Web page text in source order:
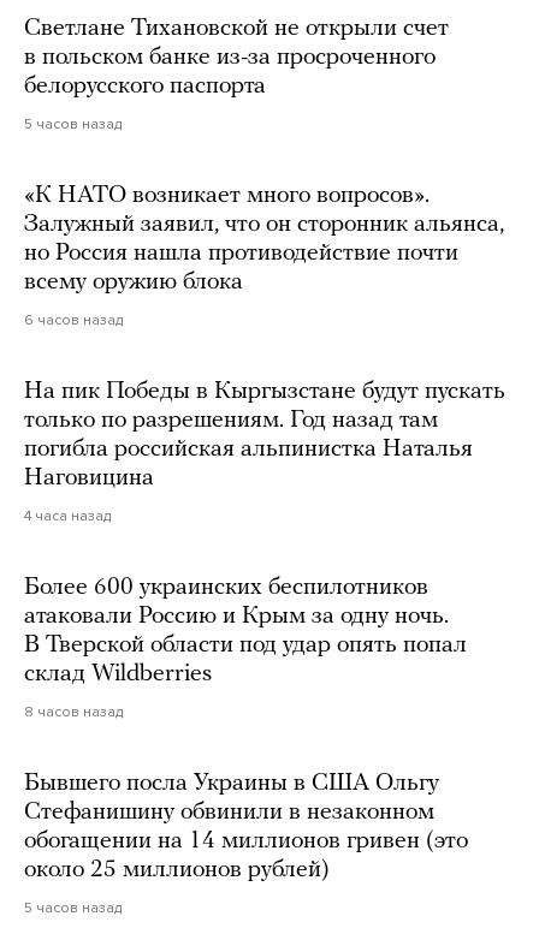
Светлане Тихановской не открыли счет
в польском банке из-за просроченного
белорусского паспорта
5 часов назад
«К НАТО возникает много вопросов».
Залужный заявил, что он сторонник альянса,
но Россия нашла противодействие почти
всему оружию блока
6 часов назад
На пик Победы в Кыргызстане будут пускать
только по разрешениям. Год назад там
погибла российская альпинистка Наталья
Наговицина
4 часа назад
Более 600 украинских беспилотников
атаковали Россию и Крым за одну ночь.
В Тверской области под удар опять попал
склад Wildberries
8 часов назад
Бывшего посла Украины в США Ольгу
Стефанишину обвинили в незаконном
обогащении на 14 миллионов гривен (это
около 25 миллионов рублей)
5 часов назад